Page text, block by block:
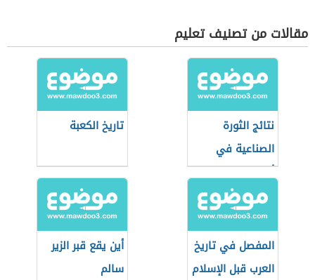
مقالات من تصنيف تعليم
نتائج الثورة
الصناعية في
أوروبا
تاريخ الكعبة
المفصل في تاريخ
العرب قبل الإسلام
أين يقع قبر الزير
سالم